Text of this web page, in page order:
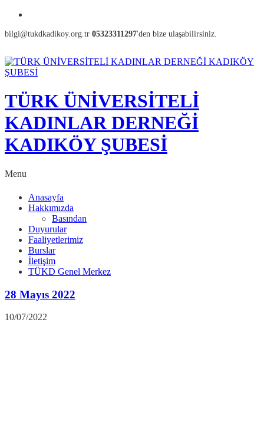
bilgi@tukdkadikoy.org.tr 05323311297'den bize ulaşabilirsiniz.
TÜRK ÜNİVERSİTELİ
KADINLAR DERNEĞİ
KADIKÖY ŞUBESİ
Menu
Anasayfa
Hakkımızda
Basından
Duyurular
Faaliyetlerimiz
Burslar
İletişim
TÜKD Genel Merkez
28 Mayıs 2022
10/07/2022